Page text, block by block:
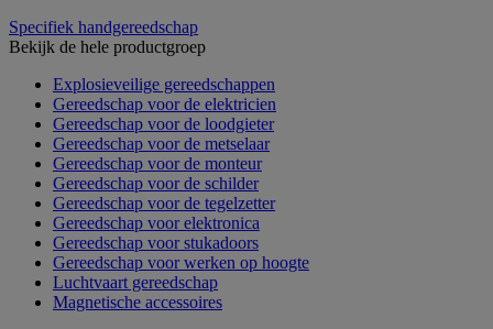
Specifiek handgereedschap
Bekijk de hele productgroep
Explosieveilige gereedschappen
Gereedschap voor de elektricien
Gereedschap voor de loodgieter
Gereedschap voor de metselaar
Gereedschap voor de monteur
Gereedschap voor de schilder
Gereedschap voor de tegelzetter
Gereedschap voor elektronica
Gereedschap voor stukadoors
Gereedschap voor werken op hoogte
Luchtvaart gereedschap
Magnetische accessoires